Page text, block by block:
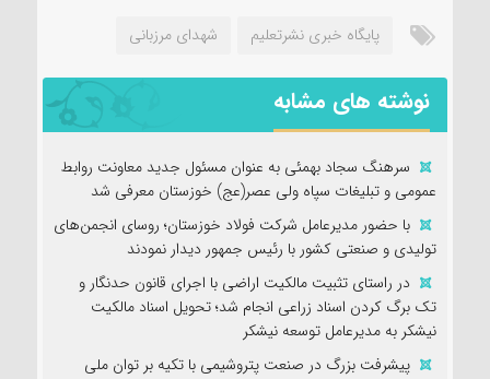
پایگاه خبری نشرتعلیم شهدای مرزبانی
نوشته های مشابه
سرهنگ سجاد بهمئی به عنوان مسئول جدید معاونت روابط
عمومی و تبلیغات سپاه ولی عصر(عج) خوزستان معرفی شد
با حضور مدیرعامل شرکت فولاد خوزستان؛ روسای انجمن‌های
تولیدی و صنعتی کشور با رئیس جمهور دیدار نمودند
در راستای تثبیت مالکیت اراضی با اجرای قانون حدنگار و
تک برگ کردن اسناد زراعی انجام شد؛ تحویل اسناد مالکیت
نیشکر به مدیرعامل توسعه نیشکر
پیشرفت بزرگ در صنعت پتروشیمی با تکیه بر توان ملی